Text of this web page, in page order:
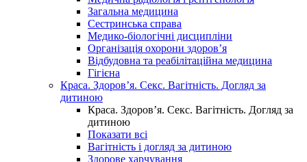
Загальна медицина
Сестринська справа
Медико-біологічні дисципліни
Організація охорони здоров’я
Відбудовна та реабілітаційна медицина
Гігієна
Краса. Здоров’я. Секс. Вагітність. Догляд за
дитиною
Краса. Здоров’я. Секс. Вагітність. Догляд за
дитиною
Показати всі
Вагітність і догляд за дитиною
Здорове харчування